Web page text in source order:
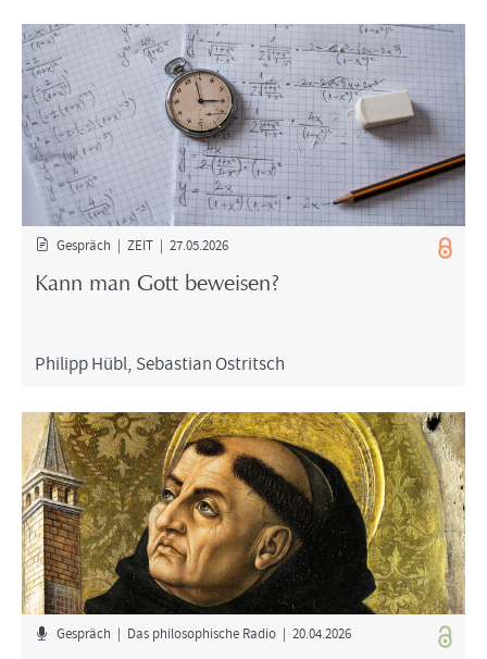
Ge­spräch | ZEIT | 27.05.2026
Kann man Gott be­wei­sen?
Phil­ipp Hübl, Se­bas­ti­an Ost­rit­sch
Ge­spräch | Das phi­lo­so­phi­sche Radio | 20.04.2026